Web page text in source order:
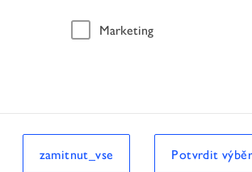
Marketing
zamitnut_vse Potvrdit výběr